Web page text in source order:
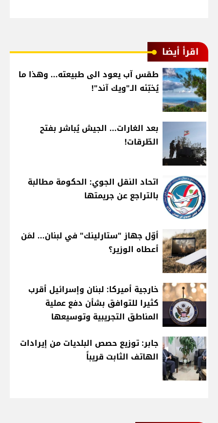
اقرأ أيضا
طقس آب يعود الى طبيعته... وهذا ما
يُخبّئه الـ"ويك آند"!
بعد الغارات... الجيش يُباشر بفتح
الطّرقات!
اتحاد النقل الجوي: الحكومة مطالبة
بالتراجع عن جريمتها
أوّل جهاز "ستارلينك" في لبنان... لمَن
أعطاه الوزير؟
خارجية أميركا: لبنان وإسرائيل أقرب
كثيرا للتوافق بشأن دفع عملية
المناطق التجريبية وتوسيعها
جابر: توزيع حصص البلديات من إيرادات
الهاتف الثابت قريباً